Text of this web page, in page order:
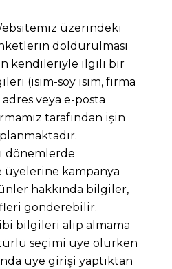
üzerindeki
doldurulması
kendileriyle ilgili bir
(isim-soy isim, firma
veya e-posta
tarafından işin
dönemlerde
kampanya
hakkında bilgiler,
gönderebilir.
bilgileri alıp almama
seçimi üye olurken
üye girişi yaptıktan